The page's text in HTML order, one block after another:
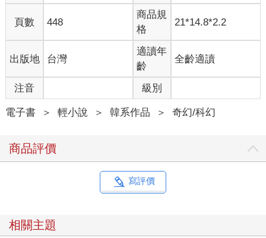
遇。
雖然不確定這會不會帶來正面效果就是了……
剛成立的小隊光是有機會進入稀有級副本就已經很幸運了，縱然
和其他小隊同行可能不太方便，換個角度想，卻也表示安全獲得
了保障。
而且可以參考他們是怎麼行動的，也順便觀察副本要怎麼攻掠。
雖然和我們一起行動的小隊水準肯定算不上太高，但是能就近觀
察前輩的行動就已經對我們很有幫助了。
總而言之，無論從哪個角度來看，我們都很幸運。
年紀小既是她的缺點，也是她的優點。」
「這樣啊。」
金賢成在這種時候還想帶金藝莉同行，讓我感到相當意外。
當然，前提是這趟旅程絕對是安全的。
總之時間不斷流逝，小隊的完整度也逐漸提高。
頁數 448
商品規
格
21*14.8*2.2
出版地 台灣
適讀年
齡
全齡適讀
注音 級別
電子書 ＞ 輕小說 ＞ 韓系作品 ＞ 奇幻/科幻
商品評價
寫評價
相關主題